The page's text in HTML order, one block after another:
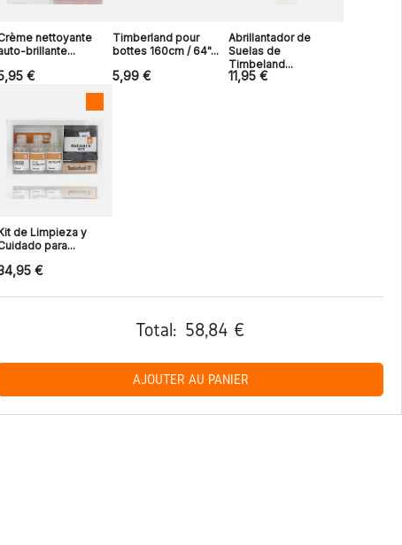
nettoyante
brillante...
€
Timberland pour
bottes 160cm / 64"...
5,99 €
Abrillantador de
Suelas de
Timbeland...
11,95 €
de Limpieza y
para...
€
Total: 58,84 €
AJOUTER AU PANIER